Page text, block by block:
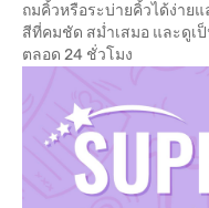
ถมคิ้วหรือระบ่ายคิ้วได้ง่ายแ
สีที่คมชัด สม่ำเสมอ และดูเ
ตลอด 24 ชั่วโมง